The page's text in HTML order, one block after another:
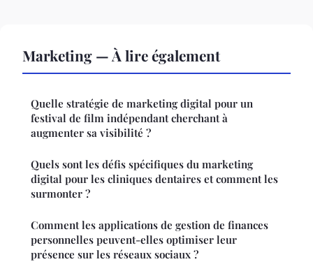
Marketing — À lire également
Quelle stratégie de marketing digital pour un
festival de film indépendant cherchant à
augmenter sa visibilité ?
Quels sont les défis spécifiques du marketing
digital pour les cliniques dentaires et comment les
surmonter ?
Comment les applications de gestion de finances
personnelles peuvent-elles optimiser leur
présence sur les réseaux sociaux ?